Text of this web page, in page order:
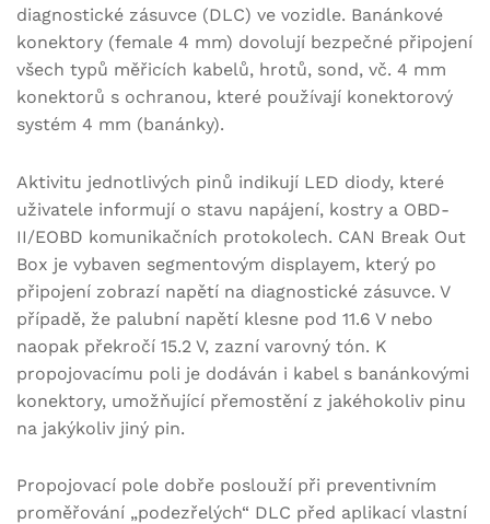
diagnostické zásuvce (DLC) ve vozidle. Banánkové
konektory (female 4 mm) dovolují bezpečné připojení
všech typů měřicích kabelů, hrotů, sond, vč. 4 mm
konektorů s ochranou, které používají konektorový
systém 4 mm (banánky).
Aktivitu jednotlivých pinů indikují LED diody, které
uživatele informují o stavu napájení, kostry a OBD-
II/EOBD komunikačních protokolech. CAN Break Out
Box je vybaven segmentovým displayem, který po
připojení zobrazí napětí na diagnostické zásuvce. V
případě, že palubní napětí klesne pod 11.6 V nebo
naopak překročí 15.2 V, zazní varovný tón. K
propojovacímu poli je dodáván i kabel s banánkovými
konektory, umožňující přemostění z jakéhokoliv pinu
na jakýkoliv jiný pin.
Propojovací pole dobře poslouží při preventivním
proměřování „podezřelých“ DLC před aplikací vlastní